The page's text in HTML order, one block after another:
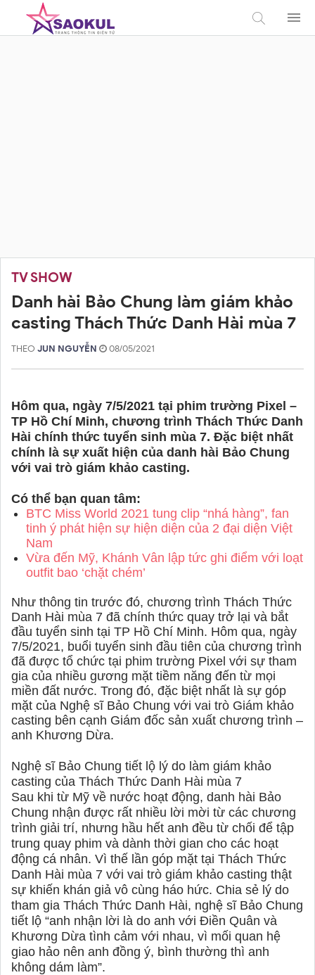
TV SHOW
Danh hài Bảo Chung làm giám khảo
casting Thách Thức Danh Hài mùa 7
THEO JUN NGUYỄN 08/05/2021
Hôm qua, ngày 7/5/2021 tại phim trường Pixel –
TP Hồ Chí Minh, chương trình Thách Thức Danh
Hài chính thức tuyển sinh mùa 7. Đặc biệt nhất
chính là sự xuất hiện của danh hài Bảo Chung
với vai trò giám khảo casting.
Có thể bạn quan tâm:
BTC Miss World 2021 tung clip “nhá hàng”, fan
tinh ý phát hiện sự hiện diện của 2 đại diện Việt
Nam
Vừa đến Mỹ, Khánh Vân lập tức ghi điểm với loạt
outfit bao ‘chặt chém’
Như thông tin trước đó, chương trình Thách Thức
Danh Hài mùa 7 đã chính thức quay trở lại và bắt
đầu tuyển sinh tại TP Hồ Chí Minh. Hôm qua, ngày
7/5/2021, buổi tuyển sinh đầu tiên của chương trình
đã được tổ chức tại phim trường Pixel với sự tham
gia của nhiều gương mặt tiềm năng đến từ mọi
miền đất nước. Trong đó, đặc biệt nhất là sự góp
mặt của Nghệ sĩ Bảo Chung với vai trò Giám khảo
casting bên cạnh Giám đốc sản xuất chương trình –
anh Khương Dừa.
Nghệ sĩ Bảo Chung tiết lộ lý do làm giám khảo
casting của Thách Thức Danh Hài mùa 7
Sau khi từ Mỹ về nước hoạt động, danh hài Bảo
Chung nhận được rất nhiều lời mời từ các chương
trình giải trí, nhưng hầu hết anh đều từ chối để tập
trung quay phim và dành thời gian cho các hoạt
động cá nhân. Vì thế lần góp mặt tại Thách Thức
Danh Hài mùa 7 với vai trò giám khảo casting thật
sự khiến khán giả vô cùng háo hức. Chia sẻ lý do
tham gia Thách Thức Danh Hài, nghệ sĩ Bảo Chung
tiết lộ “anh nhận lời là do anh với Điền Quân và
Khương Dừa tình cảm với nhau, vì mối quan hệ
giao hảo nên anh đồng ý, bình thường thì anh
không dám làm”.